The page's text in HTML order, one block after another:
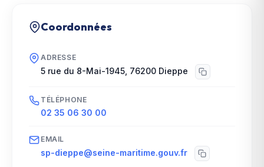
Coordonnées
ADRESSE
5 rue du 8-Mai-1945 76200 Dieppe
TÉLÉPHONE
02 35 06 30 00
EMAIL
sp-dieppe@seine-maritime.gouv.fr